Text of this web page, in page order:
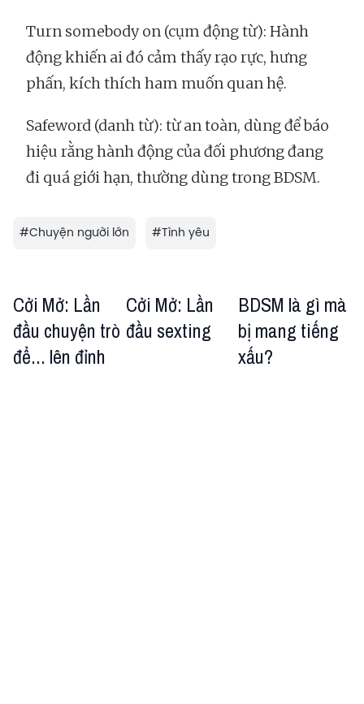
Turn somebody on (cụm động từ): Hành
động khiến ai đó cảm thấy rạo rực, hưng
phấn, kích thích ham muốn quan hệ.
Safeword (danh từ): từ an toàn, dùng để báo
hiệu rằng hành động của đối phương đang
đi quá giới hạn, thường dùng trong BDSM.
#Chuyện người lớn #Tình yêu
Cởi Mở: Lần
đầu chuyện trò
để... lên đỉnh
Cởi Mở: Lần
đầu sexting
BDSM là gì mà
bị mang tiếng
xấu?